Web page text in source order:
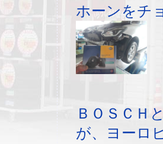
ホーンをチ
ＢＯＳＣＨ
が、ヨーロ